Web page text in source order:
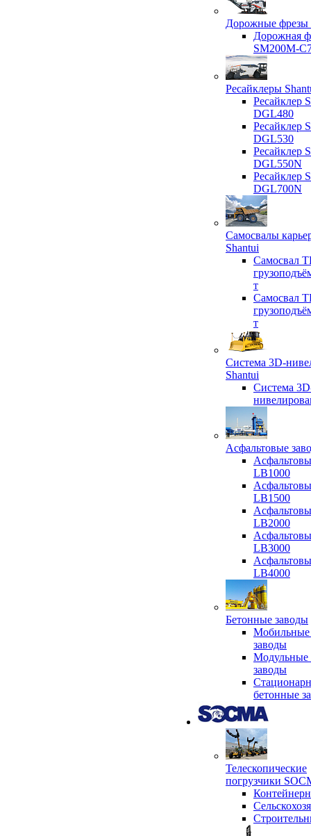
Дорожные фрезы
Дорожная
SM200M-
Ресайклеры
Ресайклер
DGL480
Ресайклер
DGL530
Ресайклер
DGL550N
Ресайклер
DGL700N
Самосвалы
Shantui
Самосвал
т
Самосвал
т
Система 3D-
Shantui
Система
Асфальтовые
LB1000
LB1500
LB2000
LB3000
LB4000
Бетонные заводы
Мобильные
заводы
Модульные
заводы
бетонные
Телескопические
погрузчики